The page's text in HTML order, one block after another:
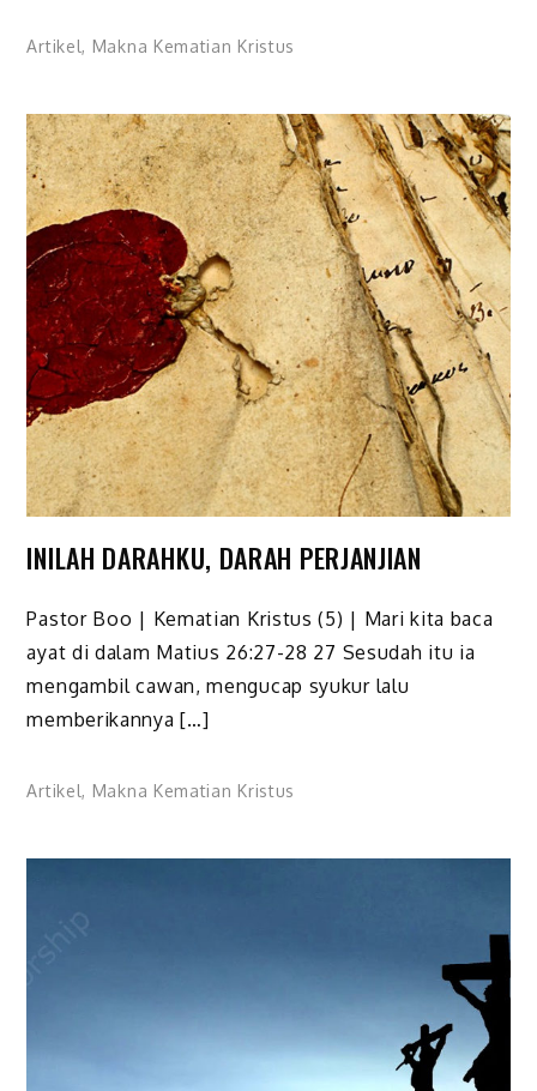
Artikel, Makna Kematian Kristus
INILAH DARAHKU, DARAH PERJANJIAN
Pastor Boo | Kematian Kristus (5) | Mari kita baca
ayat di dalam Matius 26:27-28 27 Sesudah itu ia
mengambil cawan, mengucap syukur lalu
memberikannya […]
Artikel, Makna Kematian Kristus